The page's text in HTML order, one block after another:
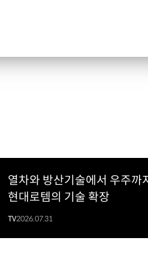
열차와 방산기술에서 우주까
현대로템의 기술 확장
TV2026.07.31